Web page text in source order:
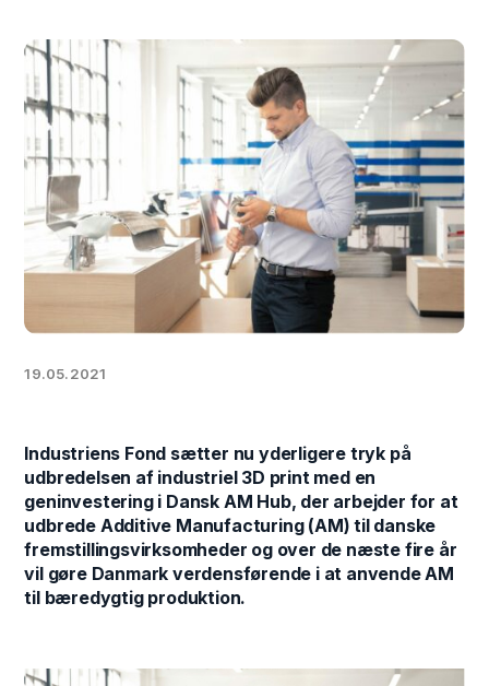
19.05.2021
Industriens Fond sætter nu yderligere tryk på
udbredelsen af industriel 3D print med en
geninvestering i Dansk AM Hub, der arbejder for at
udbrede Additive Manufacturing (AM) til danske
fremstillingsvirksomheder og over de næste fire år
vil gøre Danmark verdensførende i at anvende AM
til bæredygtig produktion.